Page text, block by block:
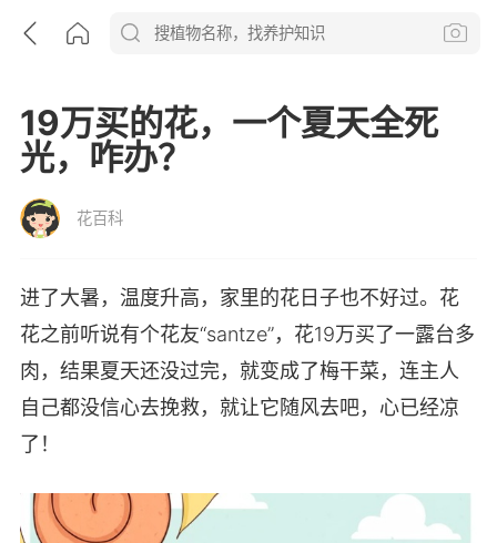
19万买的花，一个夏天全死
光，咋办？
花百科
进了大暑，温度升高，家里的花日子也不好过。花
花之前听说有个花友“santze”，花19万买了一露台多
肉，结果夏天还没过完，就变成了梅干菜，连主人
自己都没信心去挽救，就让它随风去吧，心已经凉
了！